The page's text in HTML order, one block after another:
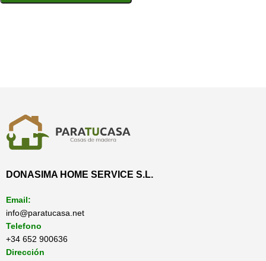
DONASIMA HOME SERVICE S.L.
Email:
info@paratucasa.net
Telefono
+34 652 900636
Dirección